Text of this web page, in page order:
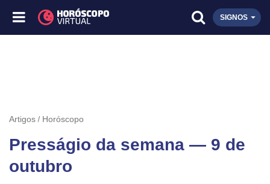
SIGNOS
Artigos Horóscopo
Presságio da semana — 9 de
outubro